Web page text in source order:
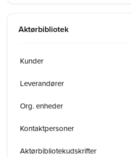
Aktørbibliotek
Kunder
Leverandører
Org. enheder
Kontaktpersoner
Aktørbibliotekudskrifter